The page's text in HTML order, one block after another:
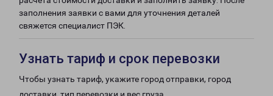
заполнения заявки с вами для уточнения деталей
свяжется специалист ПЭК.
Узнать тариф и срок перевозки
Чтобы узнать тариф, укажите город отправки, город